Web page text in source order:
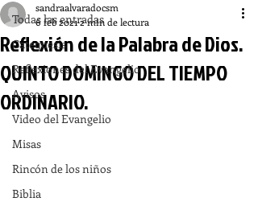
Todas las entradas
Catequesis
Reflexiones del Evangelio
Avisos
Video del Evangelio
Misas
Rincón de los niños
Biblia
Reflexión de la Palabra de Dios.
QUINTO DOMINGO DEL TIEMPO
ORDINARIO.
sandraalvaradocsm
6 feb 20212 min de lectura